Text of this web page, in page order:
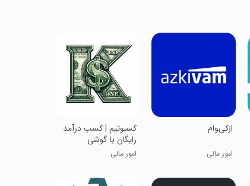
‏‏ازکی‌وام
امور مالی
‏‏کسبوتیم | کسب درآمد
رایگان با گوشی
امور مالی